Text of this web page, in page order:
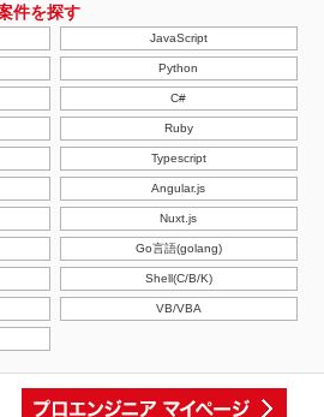
件を探す
JavaScript
Python
C#
Ruby
Typescript
Angular.js
Nuxt.js
Go言語(golang)
Shell(C/B/K)
VB/VBA